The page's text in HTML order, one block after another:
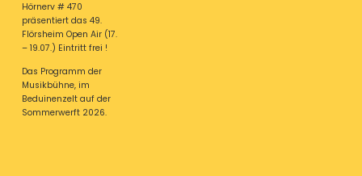
Hörnerv # 470
präsentiert das 49.
Flörsheim Open Air (17.
– 19.07.) Eintritt frei !
Das Programm der
Musikbühne, im
Beduinenzelt auf der
Sommerwerft 2026.